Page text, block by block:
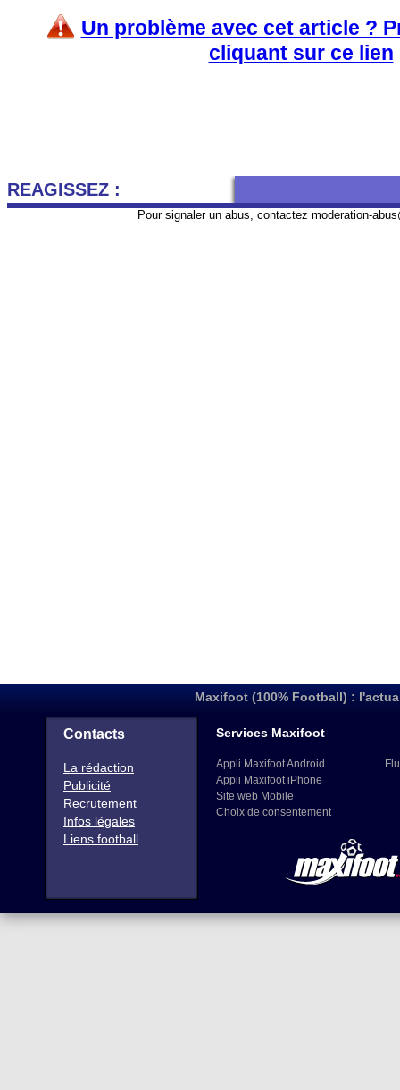
Un problème avec cet article ?
cliquant sur ce lien
REAGISSEZ :
Pour signaler un abus, contactez moderation-
Maxifoot (100% Football) :
Contacts
La rédaction
Publicité
Recrutement
Infos légales
Liens football
Services Maxifoot
Appli Maxifoot Android
Appli Maxifoot iPhone
Site web Mobile
Choix de consentement